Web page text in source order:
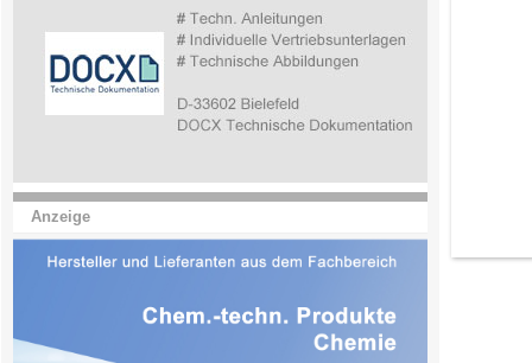
Anzeige